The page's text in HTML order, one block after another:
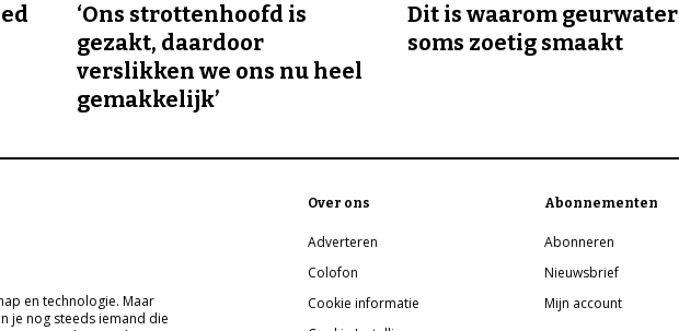
‘Ons strottenhoofd is
gezakt, daardoor
verslikken we ons nu heel
gemakkelijk’
Dit is waarom geurwater
soms zoetig smaakt
en technologie. Maar
je nog steeds iemand die
Over ons
Adverteren
Colofon
Cookie informatie
Abonnementen
Abonneren
Nieuwsbrief
Mijn account